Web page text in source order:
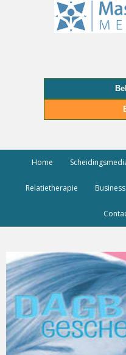
Home
Relatietherapie